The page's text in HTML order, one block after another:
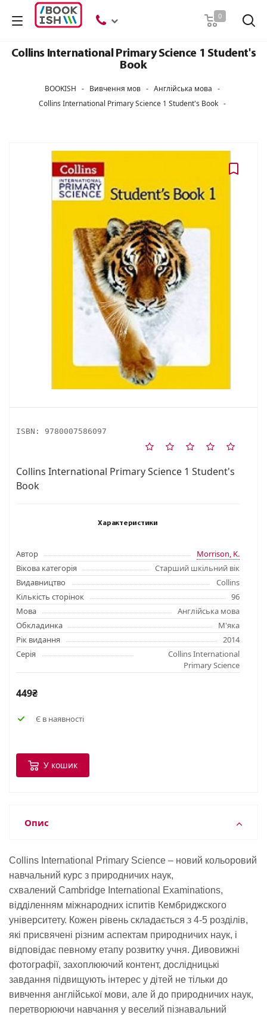
0
Collins International Primary Science 1 Student's
Book
BOOKISH - Вивчення мов - Англійська мова -
Collins International Primary Science 1 Student's Book -
ISBN: 9780007586097
Collins International Primary Science 1 Student's
Book
Характеристики
Автор
Morrison, K.
Вікова категорія
Старший шкільний вік
Видавництво
Collins
Кількість сторінок
96
Мова
Англійська мова
Обкладинка
М'яка
Рік видання
2014
Серія
Collins International
Primary Science
449₴
Є в наявності
У кошик
Опис
Collins International Primary Science – новий кольоровий
навчальний курс з природничих наук,
схвалений Cambridge International Examinations,
відділенням міжнародних іспитів Кембриджского
університету. Кожен рівень складається з 4-5 розділів,
які присвячені різним аспектам природничих наук, і
відповідає певному етапу розвитку учня. Дивовижні
фотографії, захоплюючий контент, дослідницькі
завдання підвищують інтерес у дітей не тільки до
вивчення англійської мови, але й до природничих наук,
перетворюючи навчання у веселий пізнавальний